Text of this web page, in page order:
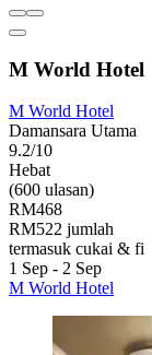
M World Hotel
M World Hotel
Damansara Utama
9.2/10
Hebat
(600 ulasan)
RM468
RM522 jumlah
termasuk cukai & fi
1 Sep - 2 Sep
M World Hotel